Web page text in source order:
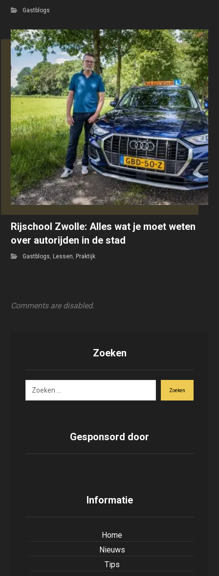
Gastblogs
Rijschool Zwolle: Alles wat je moet weten
over autorijden in de stad
Gastblogs, Lessen, Praktijk
Comments are disabled.
Zoeken
Zoeken
Gesponsord door
Informatie
Home
Nieuws
Tips